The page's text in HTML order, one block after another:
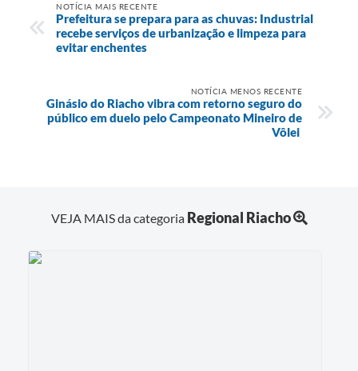
NOTÍCIA MAIS RECENTE
Prefeitura se prepara para as chuvas: Industrial
recebe serviços de urbanização e limpeza para
evitar enchentes
NOTÍCIA MENOS RECENTE
Ginásio do Riacho vibra com retorno seguro do
público em duelo pelo Campeonato Mineiro de
Vôlei
VEJA MAIS da categoria Regional Riacho